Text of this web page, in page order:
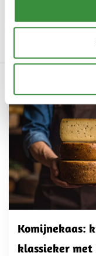
Merk
Onze producten
Komijnekaas:
klassieker